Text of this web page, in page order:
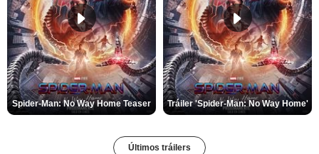
Spider-Man: No Way Home Teaser Tráiler 'Spider-Man: No Way Home'
Últimos tráilers